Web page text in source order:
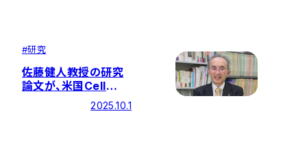
#研究
佐藤健人教授の研究
論文が、米国Cell
Pressの発行する
「iScience」に掲載さ
2025.10.1